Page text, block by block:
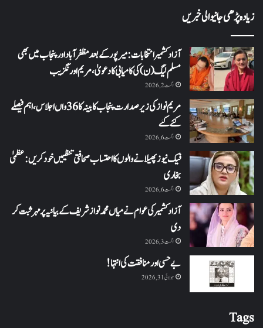
زیادہ پڑھی جانیوالی خبریں
آزاد کشمیر انتخابات: میرپور کے بعد مظفرآباد اور پنجاب میں بھی
مسلم لیگ (ن) کی کامیابی کا دعویٰ، مریم اورنگزیب
اگست 2, 2026
مریم نواز کی زیر صدارت پنجاب کابینہ کا 36واں اجلاس،اہم فیصلے
کئے گئے
اگست 6, 2026
فیک نیوز پھیلانے والوں کا احتساب صحافتی تنظیمیں خود کریں: عظمیٰ
بخاری
اگست 6, 2026
آزاد کشمیر کی عوام نے میاں محمد نواز شریف کے بیانیہ پر مہر ثبت کر
دی
اگست 3, 2026
بے حسی اور منافقت کی انتہا !
جولائی 31, 2026
Tags